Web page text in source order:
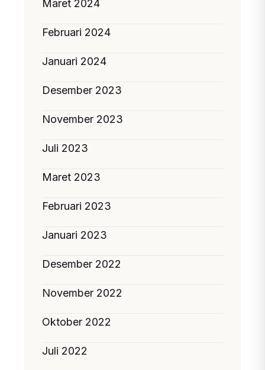
Maret 2024
Februari 2024
Januari 2024
Desember 2023
November 2023
Juli 2023
Maret 2023
Februari 2023
Januari 2023
Desember 2022
November 2022
Oktober 2022
Juli 2022